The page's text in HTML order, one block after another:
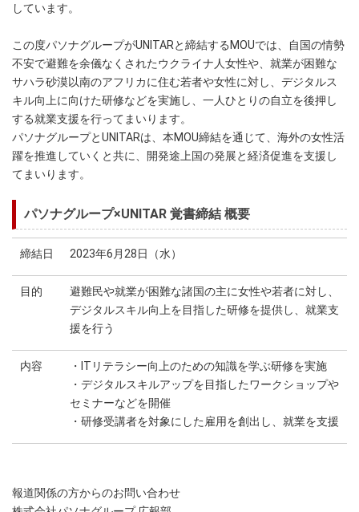
しています。
この度パソナグループがUNITARと締結するMOUでは、自国の情勢
不安で避難を余儀なくされたウクライナ人女性や、就業が困難な
サハラ砂漠以南のアフリカに住む若者や女性に対し、デジタルス
キル向上に向けた研修などを実施し、一人ひとりの自立を後押し
する就業支援を行ってまいります。
パソナグループとUNITARは、本MOU締結を通じて、海外の女性活
躍を推進していくと共に、開発途上国の発展と経済促進を支援し
てまいります。
パソナグループ×UNITAR 覚書締結 概要
締結日 2023年6月28日（水）
目的
避難民や就業が困難な諸国の主に女性や若者に対し、
デジタルスキル向上を目指した研修を提供し、就業支
援を行う
内容
・ITリテラシー向上のための知識を学ぶ研修を実施
・デジタルスキルアップを目指したワークショップや
セミナーなどを開催
・研修受講者を対象にした雇用を創出し、就業を支援
報道関係の方からのお問い合わせ